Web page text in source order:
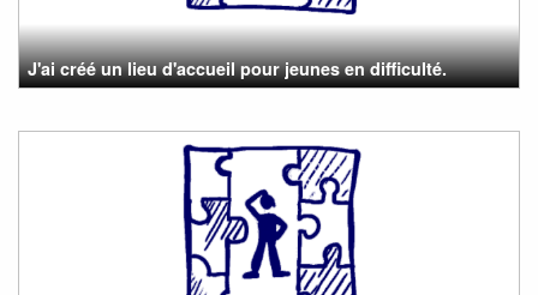
J'ai créé un lieu d'accueil pour jeunes en difficulté.